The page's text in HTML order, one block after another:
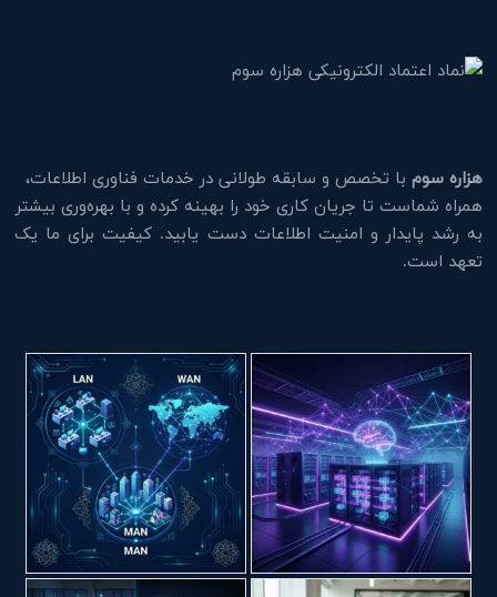
هزاره سوم با تخصص و سابقه طولانی در خدمات فناوری اطلاعات،
همراه شماست تا جریان کاری خود را بهینه کرده و با بهره‌وری بیشتر
به رشد پایدار و امنیت اطلاعات دست یابید. کیفیت برای ما یک
تعهد است.